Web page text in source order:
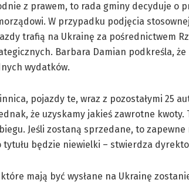
z prawem, to rada gminy decyduje o
W przypadku podjęcia
trafią na Ukrainę za pośrednictwem
Barbara Damian podkreśla,
wydatków.
pojazdy te, wraz z pozostałymi 25
że uzyskamy jakieś zawrotne kwoty.
Jeśli zostaną sprzedane, to zapewne
będzie niewielki – stwierdza
mają być wysłane na Ukrainę